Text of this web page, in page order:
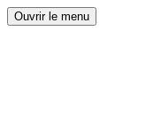
Ouvrir le menu